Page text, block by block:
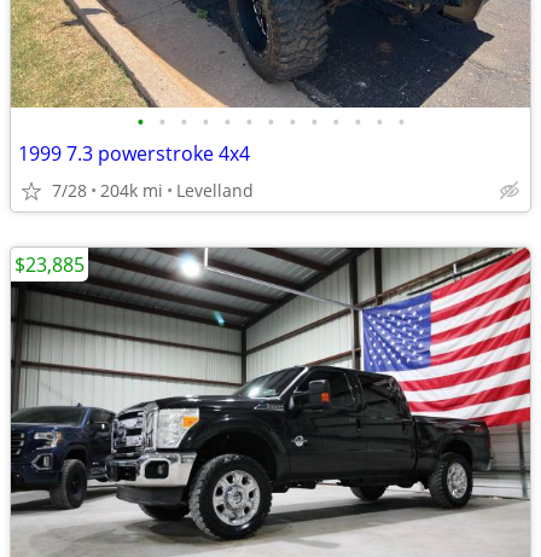
• • • • • • • • • • • • •
1999 7.3 powerstroke 4x4
7/28 204k mi Levelland
$23,885